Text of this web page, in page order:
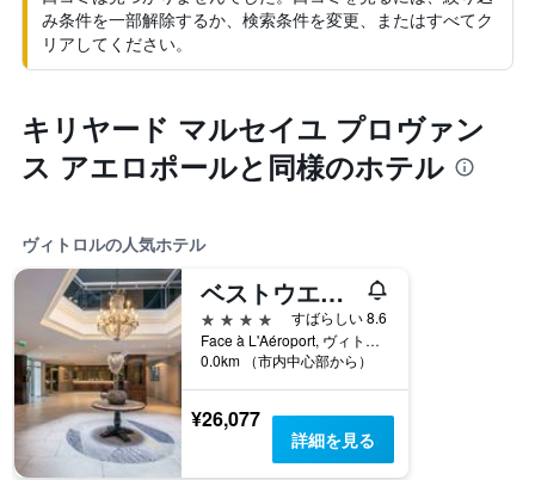
み条件を一部解除するか、検索条件を変更、またはすべてク
リアしてください。
キリヤード マルセイユ プロヴァン
ス アエロポールと同様のホテル
ヴィトロルの人気ホテル
ベストウエスタン マルセイユ アエロポール
4つ星
すばらしい 8.6
Face à L'Aéroport, ヴィトロル, ブーシュ＝デュ＝ローヌ県, フランス
0.0km （市内中心部から）
¥26,077
詳細を見る